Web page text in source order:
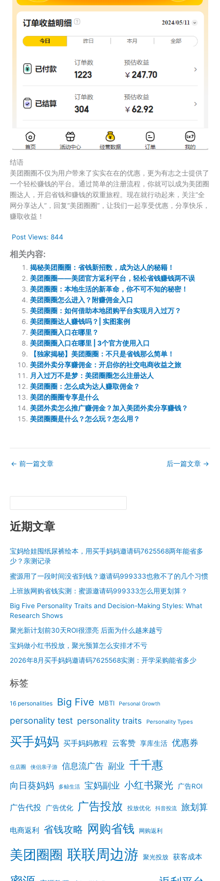
结语
美团圈圈不仅为用户带来了实实在在的优惠，更为有志之士提供了
一个轻松赚钱的平台。通过简单的注册流程，你就可以成为美团圈
圈达人，开启省钱和赚钱的双重旅程。现在就行动起来，关注“全
网分享达人”，回复“美团圈圈”，让我们一起享受优惠，分享快乐，
赚取收益！
Post Views: 844
相关内容:
揭秘美团圈圈：省钱新招数，成为达人的秘籍！
美团圈圈——美团官方返利平台，轻松省钱赚钱两不误
美团圈圈：本地生活的新革命，你不可不知的秘密！
美团圈圈怎么进入？附赚佣金入口
美团圈圈：如何借助本地团购平台实现月入过万？
美团圈圈达人赚钱吗？| 实图案例
美团圈圈入口在哪里？
美团圈圈入口在哪里 | 3个官方使用入口
【独家揭秘】美团圈圈：不只是省钱那么简单！
美团外卖分享赚佣金：开启你的社交电商收益之旅
月入过万不是梦：美团圈圈怎么注册达人
美团圈圈：怎么成为达人赚取佣金？
美团的圈圈专享是什么
美团外卖怎么推广赚佣金？加入美团外卖分享赚钱？
美团圈圈是什么？怎么玩？怎么用？
← 前一篇文章 后一篇文章 →
近期文章
宝妈给娃囤纸尿裤绘本，用买手妈妈邀请码7625568两年能省多
少？亲测记录
蜜源用了一段时间没省到钱？邀请码999333也救不了的几个习惯
上班族网购省钱实测：蜜源邀请码999333怎么用更划算？
Big Five Personality Traits and Decision-Making Styles: What
Research Shows
聚光新计划前30天ROI很漂亮 后面为什么越来越亏
宝妈做小红书投放，聚光预算怎么安排才不亏
2026年8月买手妈妈邀请码7625568实测：开学采购能省多少
标签
16 personalities Big Five MBTI Personal Growth
personality test personality traits Personality Types
买手妈妈 买手妈妈教程 云客赞 享库生活 优惠券
住店圈 侠侣亲子游 信息流广告 副业 千千惠
向日葵妈妈 多鲸生活 宝妈副业 小红书聚光 广告ROI
广告代投 广告优化 广告投放 投放优化 抖音投流 旅划算
电商返利 省钱攻略 网购省钱 网购返利
美团圈圈 联联周边游 聚光投放 获客成本